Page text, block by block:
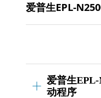
爱普生EPL-
爱普生EPL-
动程序